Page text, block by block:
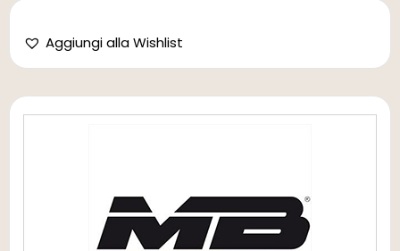
Aggiungi alla Wishlist